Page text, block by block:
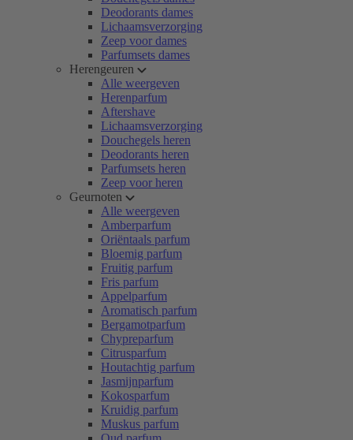
Deodorants dames
Lichaamsverzorging
Zeep voor dames
Parfumsets dames
Herengeuren
Alle weergeven
Herenparfum
Aftershave
Lichaamsverzorging
Douchegels heren
Deodorants heren
Parfumsets heren
Zeep voor heren
Geurnoten
Alle weergeven
Amberparfum
Oriëntaals parfum
Bloemig parfum
Fruitig parfum
Fris parfum
Appelparfum
Aromatisch parfum
Bergamotparfum
Chypreparfum
Citrusparfum
Houtachtig parfum
Jasmijnparfum
Kokosparfum
Kruidig parfum
Muskus parfum